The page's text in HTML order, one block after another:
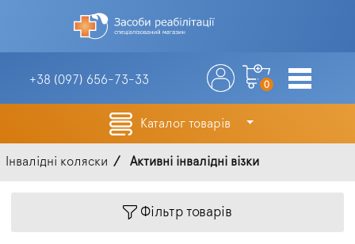
+38 (097) 656-73-33 0
Каталог товарів
Інвалідні коляски Активні інвалідні візки
Фільтр товарів